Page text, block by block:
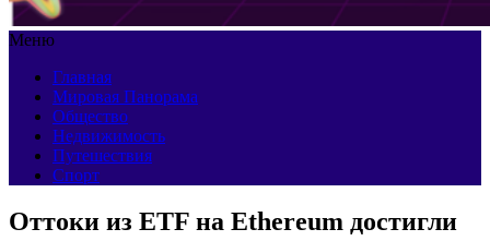
Меню
Главная
Мировая Панорама
Общество
Недвижимость
Путешествия
Спорт
Оттоки из ETF на Ethereum достигли